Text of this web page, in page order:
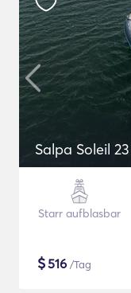
Salpa Soleil 23
Starr aufblasbar
$516 /Tag